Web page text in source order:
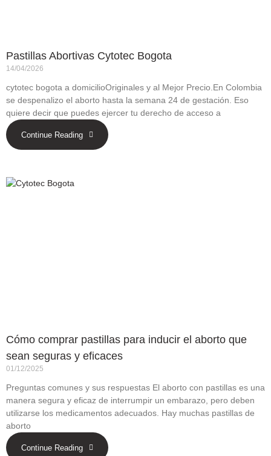
Pastillas Abortivas Cytotec Bogota
14/04/2026
cytotec bogota a domicilioOriginales y al Mejor Precio.En Colombia
se despenalizo el aborto hasta la semana 24 de gestación. Eso
quiere decir que puedes ejercer tu derecho de acceso a
Continue Reading
Cómo comprar pastillas para inducir el aborto que
sean seguras y eficaces
01/12/2025
Preguntas comunes y sus respuestas El aborto con pastillas es una
manera segura y eficaz de interrumpir un embarazo, pero deben
utilizarse los medicamentos adecuados. Hay muchas pastillas de
aborto
Continue Reading